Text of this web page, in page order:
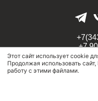
+7
г.
проспект
Этот сайт использует cookie
Продолжая использовать
работу с этими файлами.